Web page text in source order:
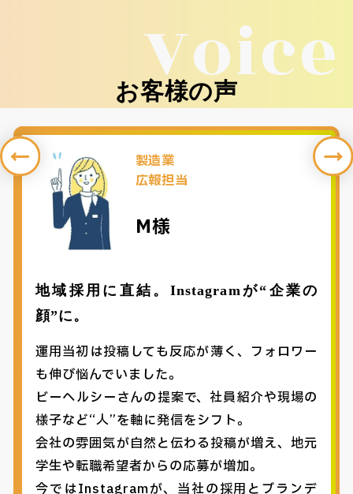
Voice
お客様の声
製造業
広報担当
M様
地域採用に直結。Instagramが“企業の
顔”に。
運用当初は投稿しても反応が薄く、フォロワー
も伸び悩んでいました。
ビーヘルシーさんの提案で、社員紹介や現場の
様子など“人”を軸に発信をシフト。
会社の雰囲気が自然と伝わる投稿が増え、地元
学生や転職希望者からの応募が増加。
今ではInstagramが、当社の採用とブランデ